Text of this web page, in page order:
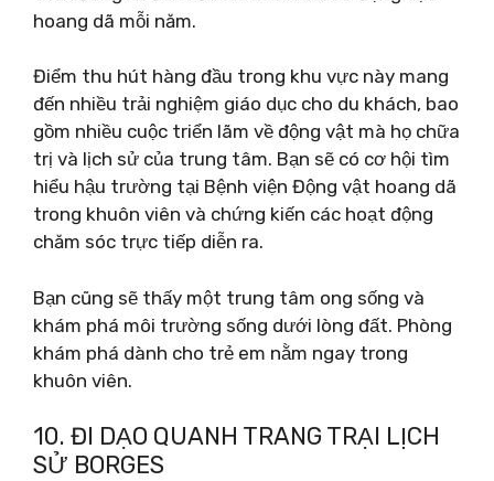
hoang dã mỗi năm.
Điểm thu hút hàng đầu trong khu vực này mang
đến nhiều trải nghiệm giáo dục cho du khách, bao
gồm nhiều cuộc triển lãm về động vật mà họ chữa
trị và lịch sử của trung tâm. Bạn sẽ có cơ hội tìm
hiểu hậu trường tại Bệnh viện Động vật hoang dã
trong khuôn viên và chứng kiến ​​các hoạt động
chăm sóc trực tiếp diễn ra.
Bạn cũng sẽ thấy một trung tâm ong sống và
khám phá môi trường sống dưới lòng đất. Phòng
khám phá dành cho trẻ em nằm ngay trong
khuôn viên.
10. ĐI DẠO QUANH TRANG TRẠI LỊCH
SỬ BORGES